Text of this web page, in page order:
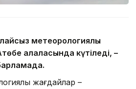
метеорологиялық
қалаласында күтіледі, –
жағдайлар –